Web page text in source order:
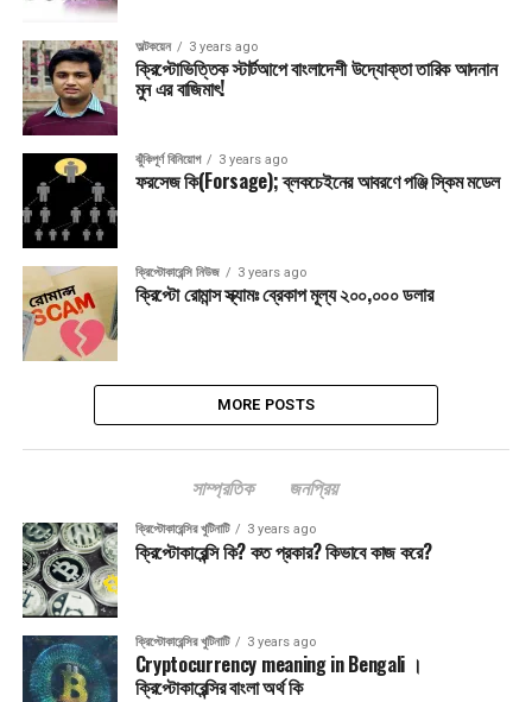
অল্টকয়েন 3 years ago
ক্রিপ্টোভিত্তিক স্টার্টআপে বাংলাদেশী উদ্যোক্তা তারিক আদনান
মুন এর বাজিমাৎ!
ঝুঁকিপূর্ণ বিনিয়োগ 3 years ago
ফরসেজ কি(Forsage); ব্লকচেইনের আবরণে পঞ্জি স্কিম মডেল
ক্রিপ্টোকারেন্সি নিউজ 3 years ago
ক্রিপ্টো রোমান্স স্ক্যামঃ ব্রেকাপ মূল্য ২০০,০০০ ডলার
MORE POSTS
সাম্প্রতিক জনপ্রিয়
ক্রিপ্টোকারেন্সির খুটিনাটি 3 years ago
ক্রিপ্টোকারেন্সি কি? কত প্রকার? কিভাবে কাজ করে?
ক্রিপ্টোকারেন্সির খুটিনাটি 3 years ago
Cryptocurrency meaning in Bengali ।
ক্রিপ্টোকারেন্সির বাংলা অর্থ কি